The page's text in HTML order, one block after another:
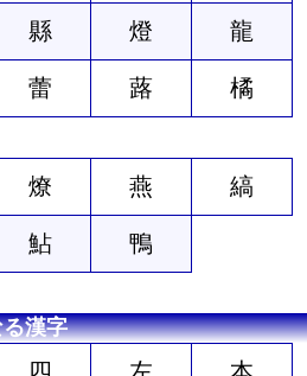
縣 燈 龍
蕾 蕗 橘
燎 燕 縞
鮎 鴨
漢字